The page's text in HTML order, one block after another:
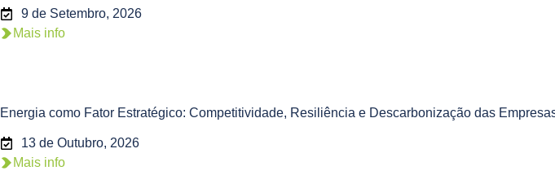
9 de Setembro, 2026
Mais info
Energia como Fator Estratégico: Competitividade, Resiliência e Descarbonização das
13 de Outubro, 2026
Mais info